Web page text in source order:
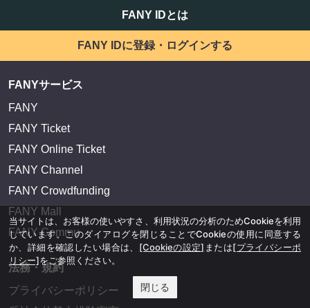
FANY IDとは
FANY IDに登録・ログインする
FANYサービス
FANY
FANY Ticket
FANY Online Ticket
FANY Channel
FANY Crowdfunding
FANY Mall
FANY Commu
法務・規約
プライバシーポリシー
当サイトは、お客様の使いやすさ、利用状況の分析のためCookieを利用
しています。このダイアログを閉じることでCookieの使用に同意する
か、詳細を確認したい場合は、 [Cookieの設定] または[プライバシーポ
リシー]をご参照ください。
閉じる